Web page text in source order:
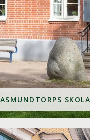
ASMUNDTORPS SKOLA